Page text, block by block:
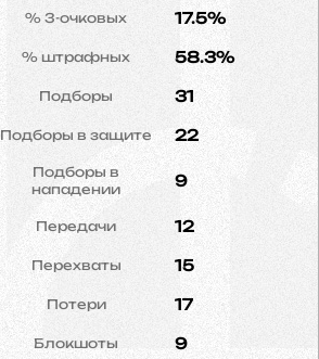
% 3-очковых 17.5%
% штрафных 58.3%
Подборы 31
Подборы в защите 22
Подборы в
нападении
9
Передачи 12
Перехваты 15
Потери 17
Блокшоты 9